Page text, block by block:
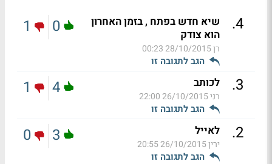
4
.
שיא חדש בפתח , בזמן האחרון
הוא צודק
רן28/10/2015 00:23
הגב לתגובה זו
0
1
3
. לכותב
רני26/10/2015 22:00
הגב לתגובה זו
4
1
2
. לאייל
ירין26/10/2015 20:55
הגב לתגובה זו
3
0